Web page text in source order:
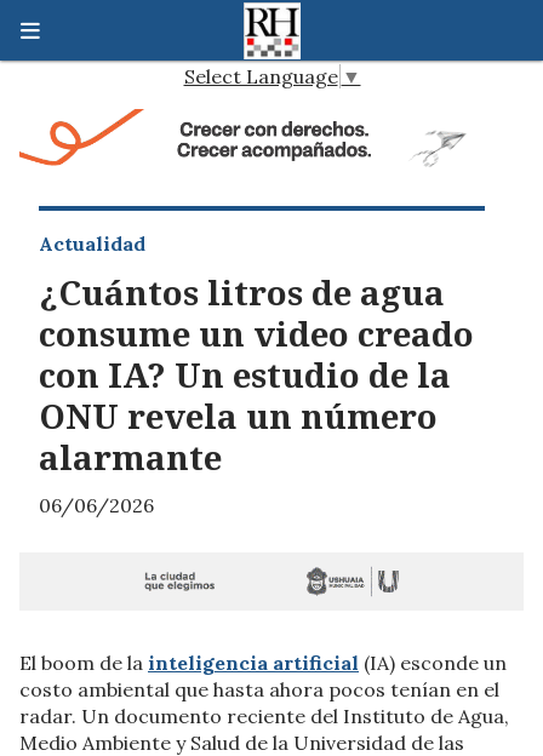
Select Language ▼
¿Cuántos litros de agua
consume un video creado
con IA? Un estudio de la
ONU revela un número
alarmante
Actualidad
06/06/2026
El boom de la inteligencia artificial (IA) esconde un
costo ambiental que hasta ahora pocos tenían en el
radar. Un documento reciente del Instituto de Agua,
Medio Ambiente y Salud de la Universidad de las